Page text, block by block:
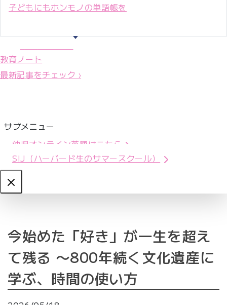
子どもにもホンモノの単語帳を
教育ノート
最新記事をチェック ›
サブメニュー
幼児オンライン英語はこちら
SIJ（ハーバード生のサマースクール）
Close
今始めた「好き」が一生を超え
て残る 〜800年続く文化遺産に
学ぶ、時間の使い方